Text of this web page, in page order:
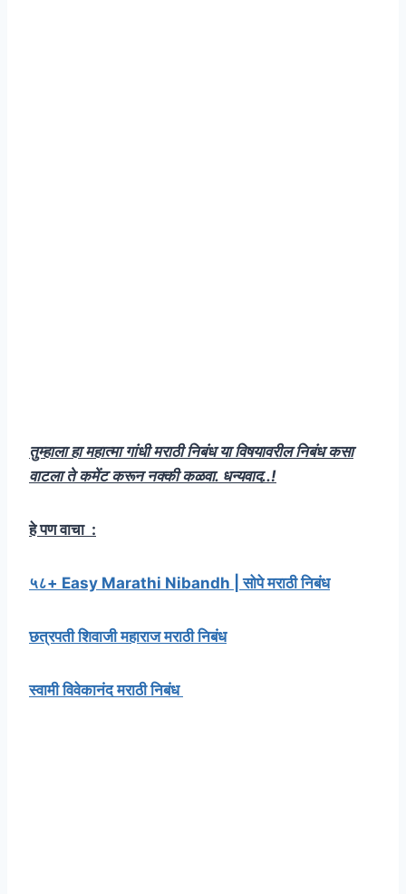
तुम्हाला हा महात्मा गांधी मराठी निबंध या विषयावरील निबंध कसा
वाटला ते कमेंट करून नक्की कळवा. धन्यवाद..!
हे पण वाचा :
५८+ Easy Marathi Nibandh | सोपे मराठी निबंध
छत्रपती शिवाजी महाराज मराठी निबंध
स्वामी विवेकानंद मराठी निबंध